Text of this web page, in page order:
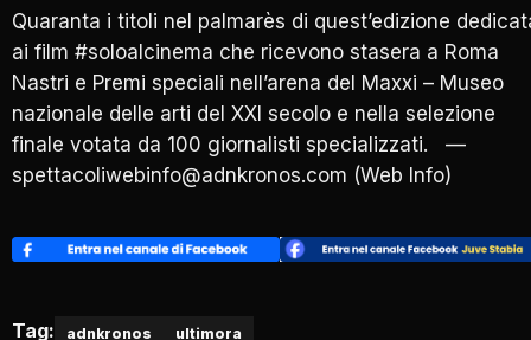
Quaranta i titoli nel palmarès di quest’edizione
ai film #soloalcinema che ricevono stasera a Roma
Nastri e Premi speciali nell’arena del Maxxi – Museo
nazionale delle arti del XXI secolo e nella selezione
finale votata da 100 giornalisti specializzati. —
spettacoliwebinfo@adnkronos.com (Web Info)
Tag: adnkronos ultimora